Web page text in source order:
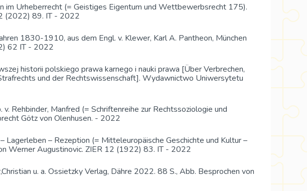
im Urheberrecht (= Geistiges Eigentum und Wettbewerbsrecht 175).
(2022) 89. IT - 2022
1830-1910, aus dem Engl. v. Klewer, Karl A. Pantheon, München
62 IT - 2022
historii polskiego prawa karnego i nauki prawa [Über Verbrechen,
und der Rechtswissenschaft]. Wydawnictwo Uniwersytetu
v. Rehbinder, Manfred (= Schriftenreihe zur Rechtssoziologie und
Götz von Olenhusen. - 2022
Lagerleben – Rezeption (= Mitteleuropäische Geschichte und Kultur –
Werner Augustinovic. ZIER 12 (1922) 83. IT - 2022
u. a. Ossietzky Verlag, Dähre 2022. 88 S., Abb. Besprochen von